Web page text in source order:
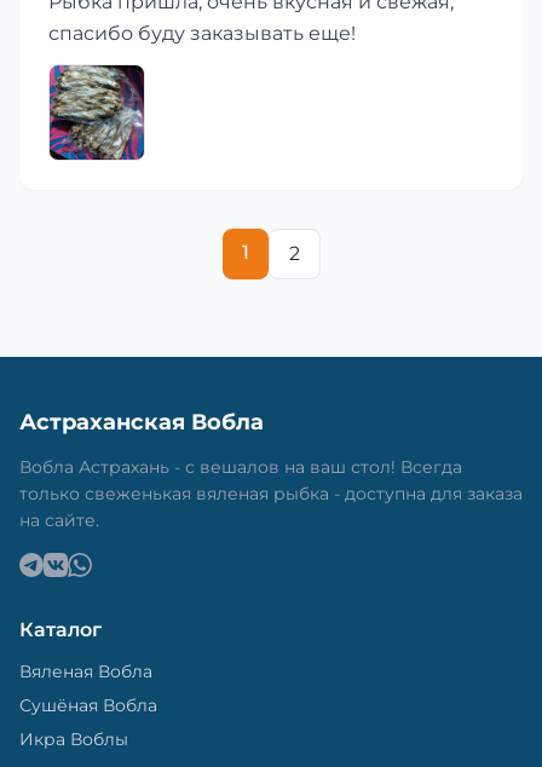
спасибо буду заказывать еще!
1 2
Астраханская Вобла
Вобла Астрахань - с вешалов на ваш стол! Всегда
только свеженькая вяленая рыбка - доступна для заказа
на сайте.
Каталог
Вяленая Вобла
Сушёная Вобла
Икра Воблы